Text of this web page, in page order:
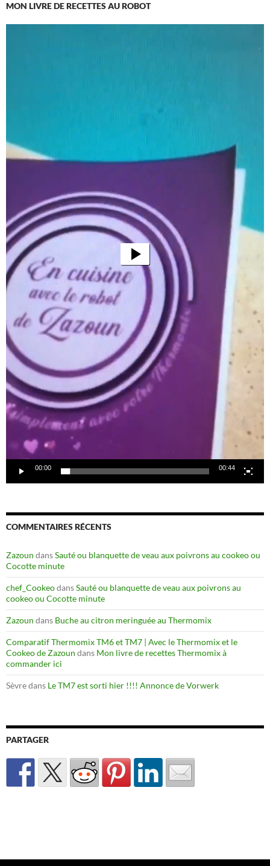
MON LIVRE DE RECETTES AU ROBOT
00:00 00:44
COMMENTAIRES RÉCENTS
Zazoun dansSauté ou blanquette de veau aux poivrons au cookeo ou
Cocotte minute
chef_CookeodansSauté ou blanquette de veau aux poivrons au
cookeo ou Cocotte minute
Zazoun dans Buche au citron meringuée au Thermomix
Comparatif Thermomix TM6 et TM7 | Avec le Thermomix et le
Cookeo de Zazoun dans Mon livre de recettes Thermomix à
commander ici
Sèvredans Le TM7 est sorti hier !!!! Annonce de Vorwerk
PARTAGER